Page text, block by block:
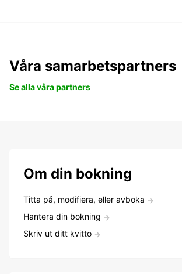
Våra samarbetspartners
Se alla våra partners
Om din bokning
Titta på, modifiera, eller avboka
Hantera din bokning
Skriv ut ditt kvitto